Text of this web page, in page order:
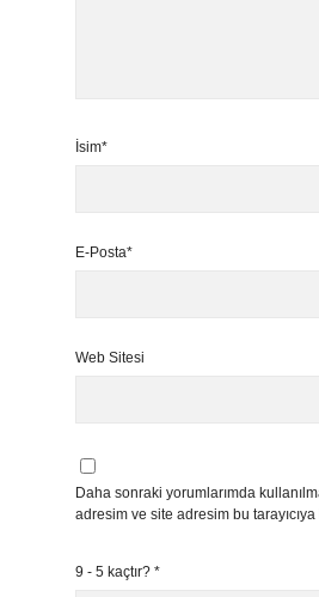
İsim*
E-Posta*
Web Sitesi
Daha sonraki yorumlarımda
adresim ve site adresim bu
9 - 5 kaçtır? *